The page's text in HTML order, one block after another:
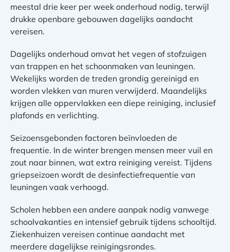
meestal drie keer per week onderhoud nodig, terwijl
drukke openbare gebouwen dagelijks aandacht
vereisen.
Dagelijks onderhoud omvat het vegen of stofzuigen
van trappen en het schoonmaken van leuningen.
Wekelijks worden de treden grondig gereinigd en
worden vlekken van muren verwijderd. Maandelijks
krijgen alle oppervlakken een diepe reiniging, inclusief
plafonds en verlichting.
Seizoensgebonden factoren beïnvloeden de
frequentie. In de winter brengen mensen meer vuil en
zout naar binnen, wat extra reiniging vereist. Tijdens
griepseizoen wordt de desinfectiefrequentie van
leuningen vaak verhoogd.
Scholen hebben een andere aanpak nodig vanwege
schoolvakanties en intensief gebruik tijdens schooltijd.
Ziekenhuizen vereisen continue aandacht met
meerdere dagelijkse reinigingsrondes.